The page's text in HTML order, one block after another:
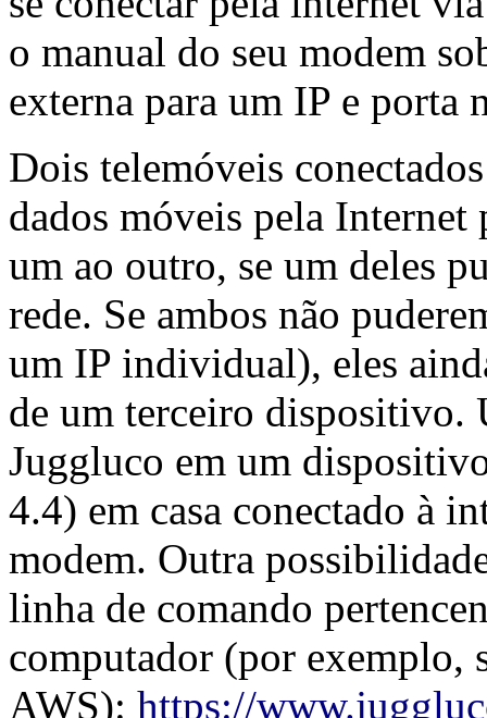
o manual do seu modem
externa para um IP e porta
Dois telemóveis
dados móveis pela Internet
um ao outro, se um deles
rede. Se ambos não
um IP individual), eles
de um terceiro dispositivo.
Juggluco em um
4.4) em casa conectado à
modem. Outra
linha de comando
computador (por exemplo,
AWS): https://